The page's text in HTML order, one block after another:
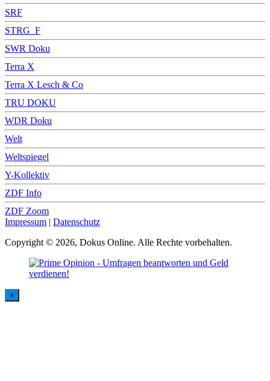
SRF
STRG_F
SWR Doku
Terra X
Terra X Lesch & Co
TRU DOKU
WDR Doku
Welt
Weltspiegel
Y-Kollektiv
ZDF Info
ZDF Zoom
Impressum | Datenschutz
Copyright © 2026, Dokus Online. Alle Rechte vorbehalten.
×